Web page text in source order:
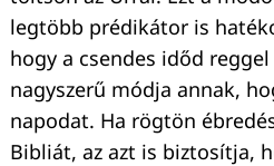
legtöbb prédikátor is
hogy a csendes időd
nagyszerű módja annak,
napodat. Ha rögtön
Bibliát, az azt is biztosítja,